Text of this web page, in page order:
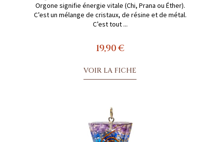
Orgone signifie énergie vitale (Chi, Prana ou Éther).
C’est un mélange de cristaux, de résine et de métal.
C’est tout ...
19,90 €
VOIR LA FICHE